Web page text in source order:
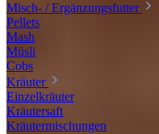
Misch- / Ergänzungsfutter
Pellets
Mash
Müsli
Cobs
Kräuter
Einzelkräuter
Kräutersaft
Kräutermischungen